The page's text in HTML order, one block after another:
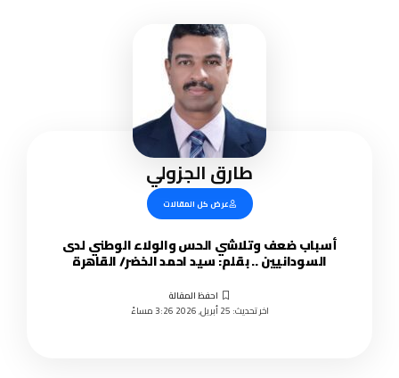
طارق الجزولي
عرض كل المقالات
أسباب ضعف وتلاشي الحس والوﻻء الوطني لدى
السودانيين .. بقلم: سيد احمد الخضر/ القاهرة
اخر تحديث: 25 أبريل, 2026 3:26 مساءً